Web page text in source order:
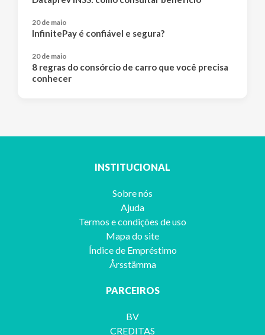
20 de maio
InfinitePay é confiável e segura?
20 de maio
8 regras do consórcio de carro que você precisa
conhecer
INSTITUCIONAL
Sobre nós
Ajuda
Termos e condições de uso
Mapa do site
Índice de Empréstimo
Årsstämma
PARCEIROS
BV
CREDITAS